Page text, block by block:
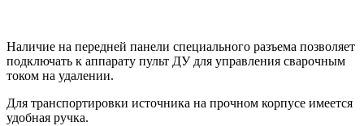
Наличие на передней панели специального разъема позволяет
подключать к аппарату пульт ДУ для управления сварочным
током на удалении.
Для транспортировки источника на прочном корпусе имеется
удобная ручка.